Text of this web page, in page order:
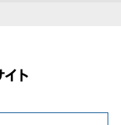
イト